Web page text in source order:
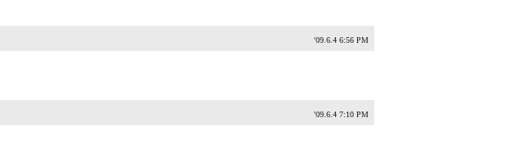
'09.6.4 6:56 PM
'09.6.4 7:10 PM